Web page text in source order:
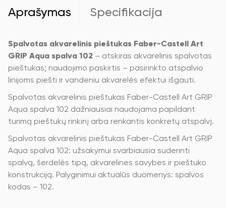
spalva
102
Aprašymas Specifikacija
Spalvotas akvarelinis pieštukas Faber-Castell Art
GRIP Aqua spalva 102 – atskiras akvarelinis spalvotas
pieštukas; naudojimo paskirtis – pasirinkto atspalvio
linijoms piešti ir vandeniu akvarelės efektui išgauti.
Spalvotas akvarelinis pieštukas Faber-Castell Art GRIP
Aqua spalva 102 dažniausiai naudojama papildant
turimą pieštukų rinkinį arba renkantis konkretų atspalvį.
Spalvotas akvarelinis pieštukas Faber-Castell Art GRIP
Aqua spalva 102: užsakymui svarbiausia suderinti
spalvą, šerdelės tipą, akvarelines savybes ir pieštuko
konstrukciją. Palyginimui aktualūs duomenys: spalvos
kodas – 102.